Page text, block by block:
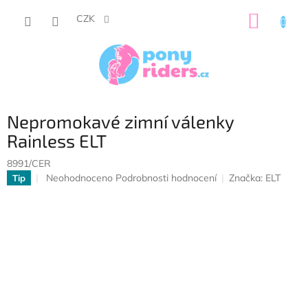
CZK
Nepromokavé zimní válenky
Rainless ELT
8991/CER
Tip
Průměrné
Neohodnoceno Podrobnosti hodnocení Značka: ELT